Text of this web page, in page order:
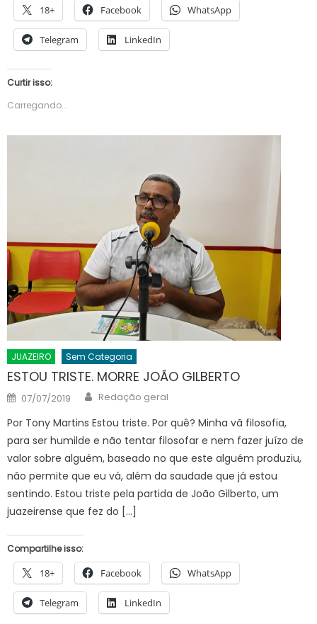
18+ Facebook WhatsApp
Telegram LinkedIn
Curtir isso:
Carregando...
JUAZEIRO Sem Categoria
ESTOU TRISTE. MORRE JOÃO GILBERTO
Posted
on
07/07/2019 Author
Redação geral
Por Tony Martins Estou triste. Por quê? Minha vã filosofia,
para ser humilde e não tentar filosofar e nem fazer juízo de
valor sobre alguém, baseado no que este alguém produziu,
não permite que eu vá, além da saudade que já estou
sentindo. Estou triste pela partida de João Gilberto, um
juazeirense que fez do […]
Compartilhe isso:
18+ Facebook WhatsApp
Telegram LinkedIn